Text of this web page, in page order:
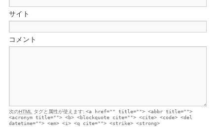
サイト
コメント
次のHTML タグと属性が使えます:<a href="" title=""> <abbr title="">
<acronym title=""> <b> <blockquote cite=""> <cite> <code> <del
datetime=""> <em> <i> <q cite=""> <strike> <strong>